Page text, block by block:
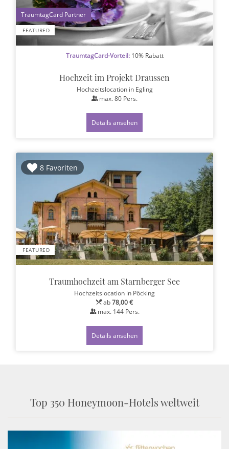
FEATURED
1
TraumtagCard-Vorteil:10% Rabatt
Hochzeit im Projekt Draussen
Hochzeitslocation in Egling
max.80 Pers.
Details ansehen
8 Favoriten
FEATURED
Traumhochzeit am Starnberger See
Hochzeitslocation in Pöcking
ab78,00 €
max. 144Pers.
Details ansehen
Top 350 Honeymoon-Hotels weltweit